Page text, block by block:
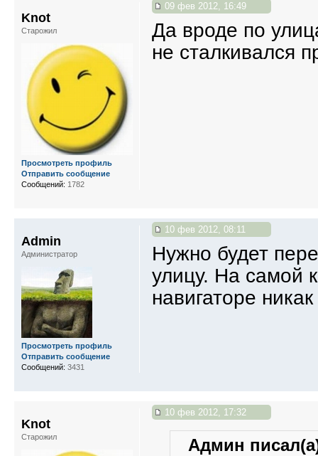
09 фев 2012, 16:49
Да вроде по
не сталкивался
Knot
Старожил
Просмотреть профиль
Отправить сообщение
Сообщений: 1782
10 фев 2012, 08:11
Нужно будет
улицу. На самой
навигаторе
Admin
Администратор
Просмотреть профиль
Отправить сообщение
Сообщений: 3431
10 фев 2012, 17:32
Админ
Knot
Старожил